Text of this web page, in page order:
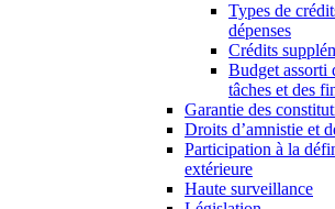
Types de
dépenses
Crédits
Budget assorti
tâches et des
Garantie des
Droits d’amnistie et
Participation à la
extérieure
Haute surveillance